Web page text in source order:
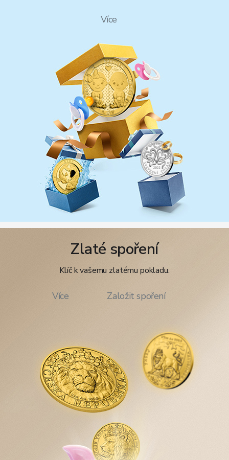
Více
Zlaté spoření
Klíč k vašemu zlatému pokladu.
Více Založit spoření